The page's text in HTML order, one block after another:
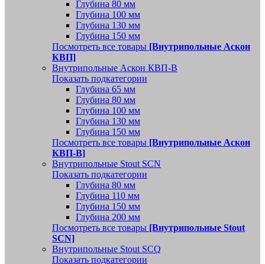
Глубина 80 мм
Глубина 100 мм
Глубина 130 мм
Глубина 150 мм
Посмотреть все товары [Внутрипольные Аскон
КВП]
Внутрипольные Аскон КВП-В
Показать подкатегории
Глубина 65 мм
Глубина 80 мм
Глубина 100 мм
Глубина 130 мм
Глубина 150 мм
Посмотреть все товары [Внутрипольные Аскон
КВП-В]
Внутрипольные Stout SCN
Показать подкатегории
Глубина 80 мм
Глубина 110 мм
Глубина 150 мм
Глубина 200 мм
Посмотреть все товары [Внутрипольные Stout
SCN]
Внутрипольные Stout SCQ
Показать подкатегории